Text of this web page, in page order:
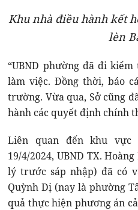
Khu nhà điều hành kết
lèn
“UBND phường đã đi
làm việc. Đồng thời, báo
trường. Vừa qua, Sở cũng
hành các quyết định chính
Liên quan đến khu vực
19/4/2024, UBND TX.
lý trước sáp nhập) đã có
Quỳnh Dị (nay là phường
quả thực hiện phương án